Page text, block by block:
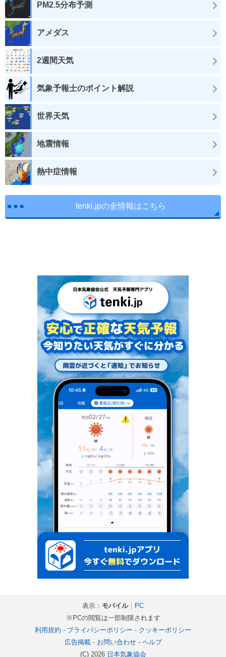
PM2.5分布予測
アメダス
2週間天気
気象予報士のポイント解説
世界天気
地震情報
熱中症情報
tenki.jpの全情報はこちら
表示： モバイル｜
PC
※PCの閲覧は一部制限されます
利用規約 - プライバシーポリシー - クッキーポリシー
広告掲載- お問い合わせ- ヘルプ
(C) 2026 日本気象協会